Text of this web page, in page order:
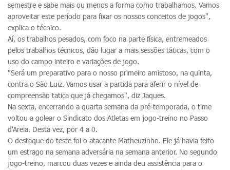
semestre e sabe mais ou menos a forma como trabalhamos. Vamos
aproveitar este período para fixar os nossos conceitos de jogos",
explica o técnico.
Aí, os trabalhos pesados, com foco na parte física, entremeados
pelos trabalhos técnicos, dão lugar a mais sessões táticas, com o
uso do campo inteiro e variações de jogo.
"Será um preparativo para o nosso primeiro amistoso, na quinta,
contra o São Luiz. Vamos usar a partida para aferir o nível de
compreensão tatica que já chegamos", diz Jaques.
Na sexta, encerrando a quarta semana da pré-temporada, o time
voltou a golear o Sindicato dos Atletas em jogo-treino no Passo
d'Areia. Desta vez, por 4 a 0.
O destaque do teste foi o atacante Matheuzinho. Ele já havia feito
um estrago na semana adversária na semana anterior. No segundo
jogo-treino, marcou duas vezes e ainda deu assistência para o